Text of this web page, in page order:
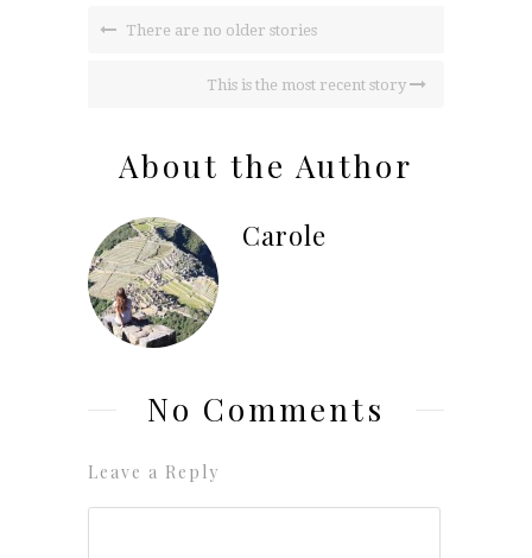
There are no older stories
This is the most recent story
About the Author
Carole
No Comments
Leave a Reply